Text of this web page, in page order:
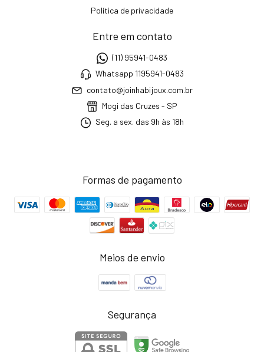
Política de privacidade
Entre em contato
(11) 95941-0483
Whatsapp 1195941-0483
contato@joinhabijoux.com.br
Mogi das Cruzes - SP
Seg. a sex. das 9h às 18h
Formas de pagamento
Meios de envio
Segurança